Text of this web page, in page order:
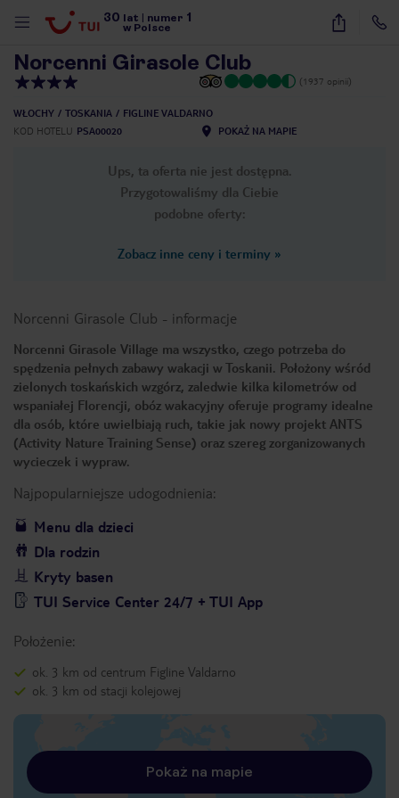
30 lat numer 1
w Polsce
32
Norcenni Girasole Club
(1937 opinii)
WŁOCHY TOSKANIA
FIGLINE VALDARNO
KOD HOTELU PSA00020 POKAŻ NA MAPIE
Ups, ta oferta nie jest dostępna.
Przygotowaliśmy dla Ciebie
podobne oferty:
Zobacz inne ceny i terminy »
Norcenni Girasole Club - informacje
Norcenni Girasole Village ma wszystko, czego potrzeba do
spędzenia pełnych zabawy wakacji w Toskanii. Położony wśród
zielonych toskańskich wzgórz, zaledwie kilka kilometrów od
wspaniałej Florencji, obóz wakacyjny oferuje programy idealne
dla osób, które uwielbiają ruch, takie jak nowy projekt ANTS
(Activity Nature Training Sense) oraz szereg zorganizowanych
wycieczek i wypraw.
Najpopularniejsze udogodnienia:
Menu dla dzieci
Dla rodzin
Kryty basen
TUI Service Center 24/7 + TUI App
Położenie:
ok. 3 km od centrum Figline Valdarno
ok. 3 km od stacji kolejowej
Pokaż na mapie